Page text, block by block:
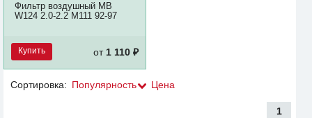
Фильтр воздушный MB
W124 2.0-2.2 M111 92-97
Купить от 1 110 ₽
Сортировка: Популярность Цена
1